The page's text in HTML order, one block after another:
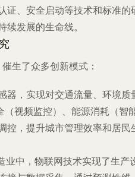
证、安全启动等技术和标准的
续发展的生命线。
生了众多创新模式：
器，实现对交通流量、环境质
（视频监控）、能源消耗（智
控，提升城市管理效率和居民
业中，物联网技术实现了生产